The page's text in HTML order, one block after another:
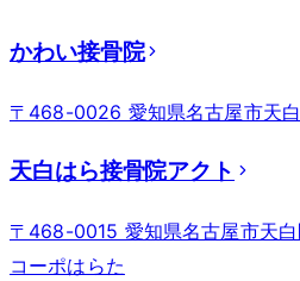
かわい接骨院
〒468-0026 愛知県名古屋市天
天白はら接骨院アクト
〒468-0015 愛知県名古屋市天
コーポはらた